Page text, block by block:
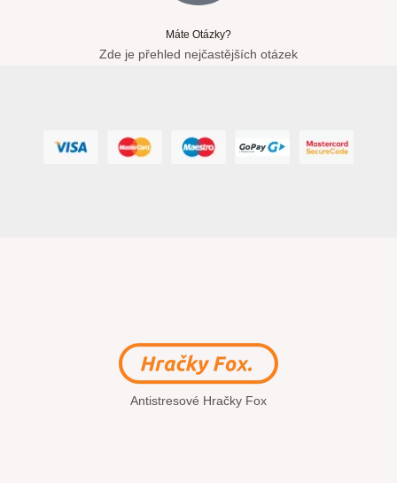
Máte Otázky?
Zde je přehled nejčastějších otázek
Antistresové Hračky Fox